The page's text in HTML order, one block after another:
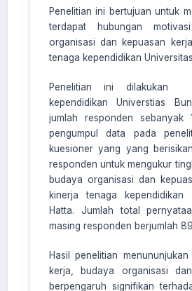
Penelitian ini bertujuan untuk
terdapat hubungan
organisasi dan kepuasan
tenaga kependidikan
Penelitian ini dilakukan
kependidikan Universtias
jumlah responden
pengumpul data pada
kuesioner yang yang
responden untuk mengukur
budaya organisasi dan
kinerja tenaga kependidikan
Hatta. Jumlah total
masing responden berjumlah
Hasil penelitian
kerja, budaya organisasi
berpengaruh signifikan
AI Assistant JIPS
Online
Welcome to Jurnal
Scholastic
03:14 PM